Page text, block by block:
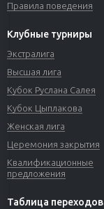
Правила поведения
Клубные турниры
Экстралига
Высшая лига
Кубок Руслана Салея
Кубок Цыплакова
Женская лига
Церемония закрытия
Квалификационные
предложения
Таблица переходов